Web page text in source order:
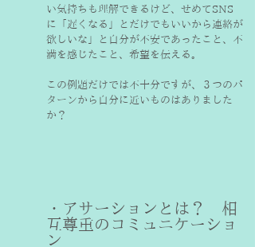
い気持ちも理解できるけど、せめてSNS
に「遅くなる」とだけでもいいから連絡が
欲しいな」と自分が不安であったこと、不
満を感じたこと、希望を伝える。
この例題だけでは不十分ですが、３つのパ
ターンから自分に近いものはありました
か？
・アサーションとは？　相
互尊重のコミュニケーショ
ン